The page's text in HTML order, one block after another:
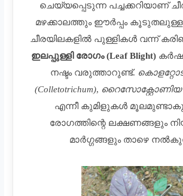
ചെയ്യപ്പെടുന്ന പച്ചക്കറിയാണ്
മഴക്കാലത്തും ഈർപ്പം
ചീരയിലകളിൽ പുള്ളികൾ വന്ന്
ഇലപ്പുള്ളി രോഗം (Leaf Blight)
നഷ്ടം വരുത്താറുണ്ട്.
(Colletotrichum), റൈസോക്റ്റോണിയ
എന്നീ കുമിളുകൾ
രോഗത്തിന്റെ ലക്ഷണങ്ങളും
മാർഗ്ഗങ്ങളും താഴെ